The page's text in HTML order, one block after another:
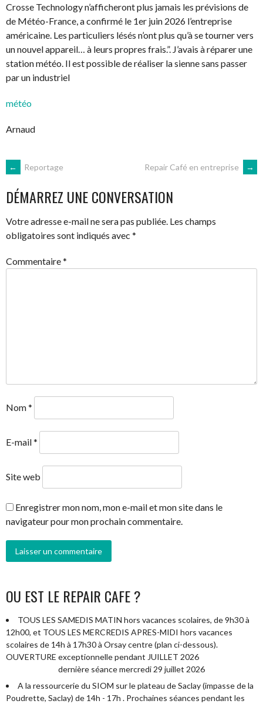
Crosse Technology n’afficheront plus jamais les prévisions de
de Météo-France, a confirmé le 1er juin 2026 l’entreprise
américaine. Les particuliers lésés n’ont plus qu’à se tourner vers
un nouvel appareil… à leurs propres frais.”. J’avais à réparer une
station météo. Il est possible de réaliser la sienne sans passer
par un industriel
météo
Arnaud
NAVIGATION
DES
ARTICLES
← Reportage Repair Café en entreprise →
DÉMARREZ UNE CONVERSATION
Votre adresse e-mail ne sera pas publiée. Les champs
obligatoires sont indiqués avec *
Commentaire*
Nom*
E-mail*
Site web
Enregistrer mon nom, mon e-mail et mon site dans le
navigateur pour mon prochain commentaire.
OU EST LE REPAIR CAFE ?
TOUS LES SAMEDIS MATIN hors vacances scolaires, de 9h30 à
12h00, et TOUS LES MERCREDIS APRES-MIDI hors vacances
scolaires de 14h à 17h30 à Orsay centre (plan ci-dessous).
OUVERTURE exceptionnelle pendant JUILLET 2026
dernière séance mercredi 29 juillet 2026
A la ressourcerie du SIOM sur le plateau de Saclay (impasse de la
Poudrette, Saclay) de 14h - 17h . Prochaines séances pendant les